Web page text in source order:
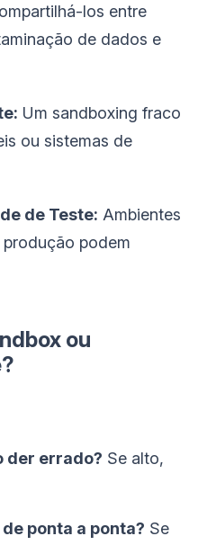
los entre
de dados e
Um sandboxing fraco
ou sistemas de
de Teste: Ambientes
podem
ou
der errado? Se alto,
ponta a ponta? Se